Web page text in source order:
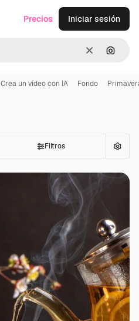
Borrar
Precios Iniciar sesión
Crea un vídeo con IA Fondo
Filtros